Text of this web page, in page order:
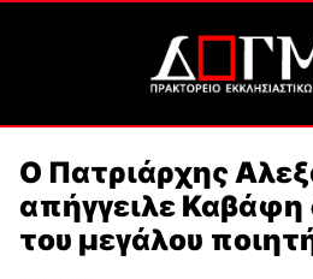
Ο Πατριάρχης
απήγγειλε
του μεγάλου